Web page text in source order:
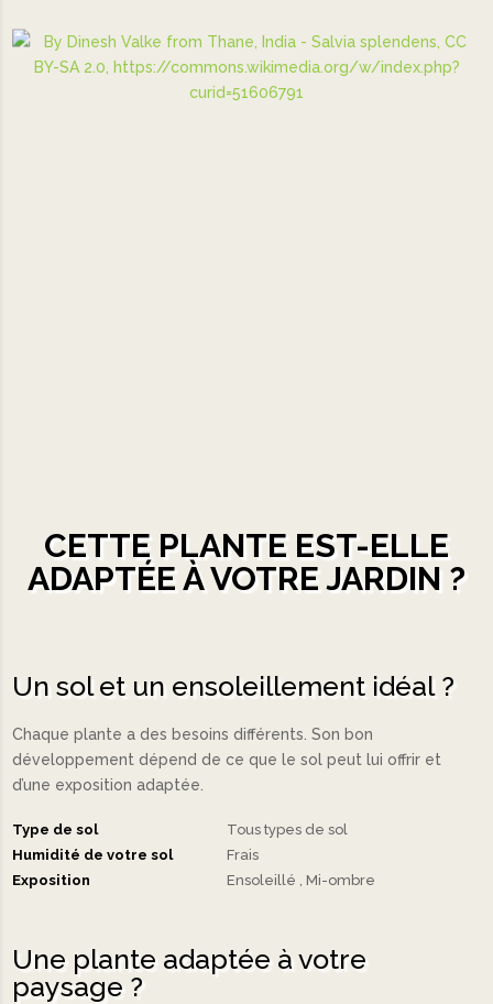
CETTE PLANTE EST-ELLE
ADAPTÉE À VOTRE JARDIN ?
Un sol et un ensoleillement idéal ?
Chaque plante a des besoins différents. Son bon
développement dépend de ce que le sol peut lui offrir et
d’une exposition adaptée.
Type de sol
Tous types de sol
Humidité de votre sol
Frais
Exposition
Ensoleillé Mi-ombre
Une plante adaptée à votre
paysage ?